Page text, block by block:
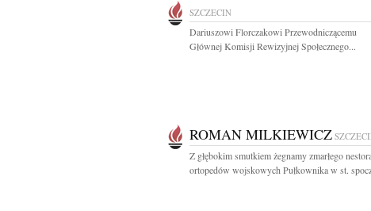
SZCZECIN
Dariuszowi Florczakowi Przewodniczącemu
Głównej Komisji Rewizyjnej Społecznego...
ROMAN MILKIEWICZ
Z głębokim smutkiem żegnamy zmarłego
ortopedów wojskowych Pułkownika w st.